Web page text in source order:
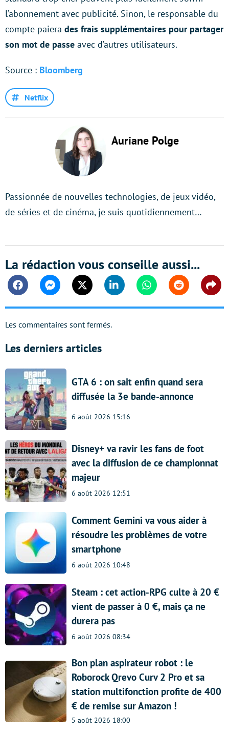
l’abonnement avec publicité. Sinon, le responsable du
compte paiera des frais supplémentaires pour partager
son mot de passe avec d’autres utilisateurs.
Source : Bloomberg
Netflix
Auriane Polge
Passionnée de nouvelles technologies, de jeux vidéo,
de séries et de cinéma, je suis quotidiennement…
La rédaction vous conseille aussi...
FacebookMessengerTwitter Linkedin WhatsappReddit
Les commentaires sont fermés.
Les derniers articles
GTA 6 : on sait enfin quand sera
diffusée la 3e bande-annonce
6 août 2026 15:16
Disney+ va ravir les fans de foot
avec la diffusion de ce championnat
majeur
6 août 2026 12:51
Comment Gemini va vous aider à
résoudre les problèmes de votre
smartphone
6 août 2026 10:48
Steam : cet action-RPG culte à 20 €
vient de passer à 0 €, mais ça ne
durera pas
6 août 2026 08:34
Bon plan aspirateur robot : le
Roborock Qrevo Curv 2 Pro et sa
station multifonction profite de 400
€ de remise sur Amazon !
5 août 2026 18:00